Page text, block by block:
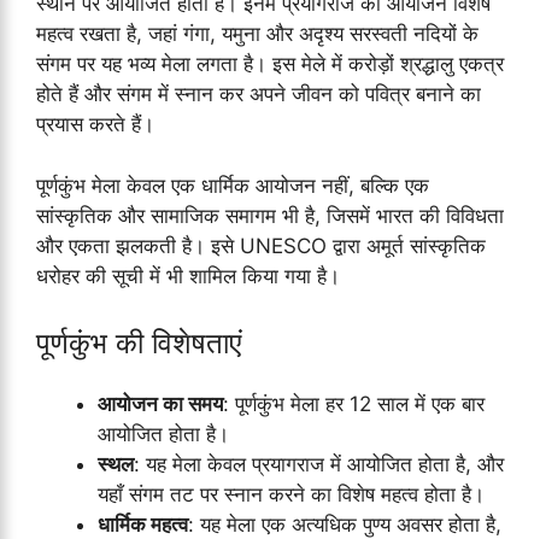
महत्व रखता है, जहां गंगा, यमुना और अदृश्य सरस्वती नदियों के
संगम पर यह भव्य मेला लगता है। इस मेले में करोड़ों श्रद्धालु एकत्र
होते हैं और संगम में स्नान कर अपने जीवन को पवित्र बनाने का
प्रयास करते हैं।
पूर्णकुंभ मेला केवल एक धार्मिक आयोजन नहीं, बल्कि एक
सांस्कृतिक और सामाजिक समागम भी है, जिसमें भारत की विविधता
और एकता झलकती है। इसे UNESCO द्वारा अमूर्त सांस्कृतिक
धरोहर की सूची में भी शामिल किया गया है।
पूर्णकुंभ की विशेषताएं
आयोजन का समय: पूर्णकुंभ मेला हर 12 साल में एक बार
आयोजित होता है।
स्थल: यह मेला केवल प्रयागराज में आयोजित होता है, और
यहाँ संगम तट पर स्नान करने का विशेष महत्व होता है।
धार्मिक महत्व: यह मेला एक अत्यधिक पुण्य अवसर होता है,